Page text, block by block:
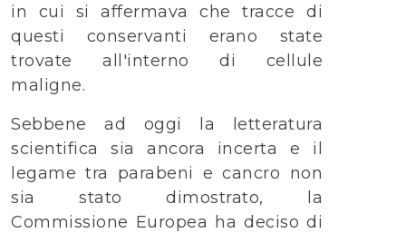
in cui si affermava che tracce di
questi conservanti erano state
trovate all'interno di cellule
maligne.
Sebbene ad oggi la letteratura
scientifica sia ancora incerta e il
legame tra parabeni e cancro non
sia stato dimostrato, la
Commissione Europea ha deciso di